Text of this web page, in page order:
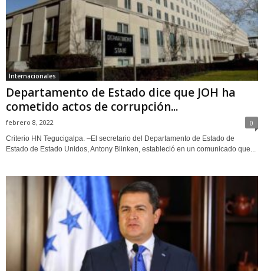
Internacionales
Departamento de Estado dice que JOH ha
cometido actos de corrupción...
febrero 8, 2022 0
Criterio HN Tegucigalpa. –El secretario del Departamento de Estado de
Estado de Estado Unidos, Antony Blinken, estableció en un comunicado que...